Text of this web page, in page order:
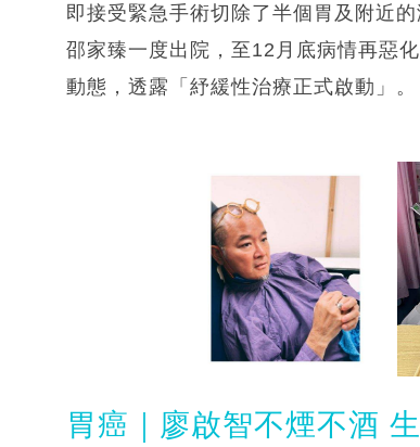
即接受緊急手術切除了半個胃及附近
邵家臻一度出院，至12月底病情再惡
動態，透露「紓緩性治療正式啟動」。
胃癌｜廖啟智不煙不酒